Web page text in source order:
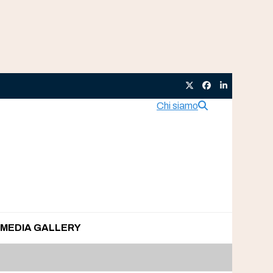
TwitterFacebook
LinkedIn
Chi siamo
MEDIA GALLERY